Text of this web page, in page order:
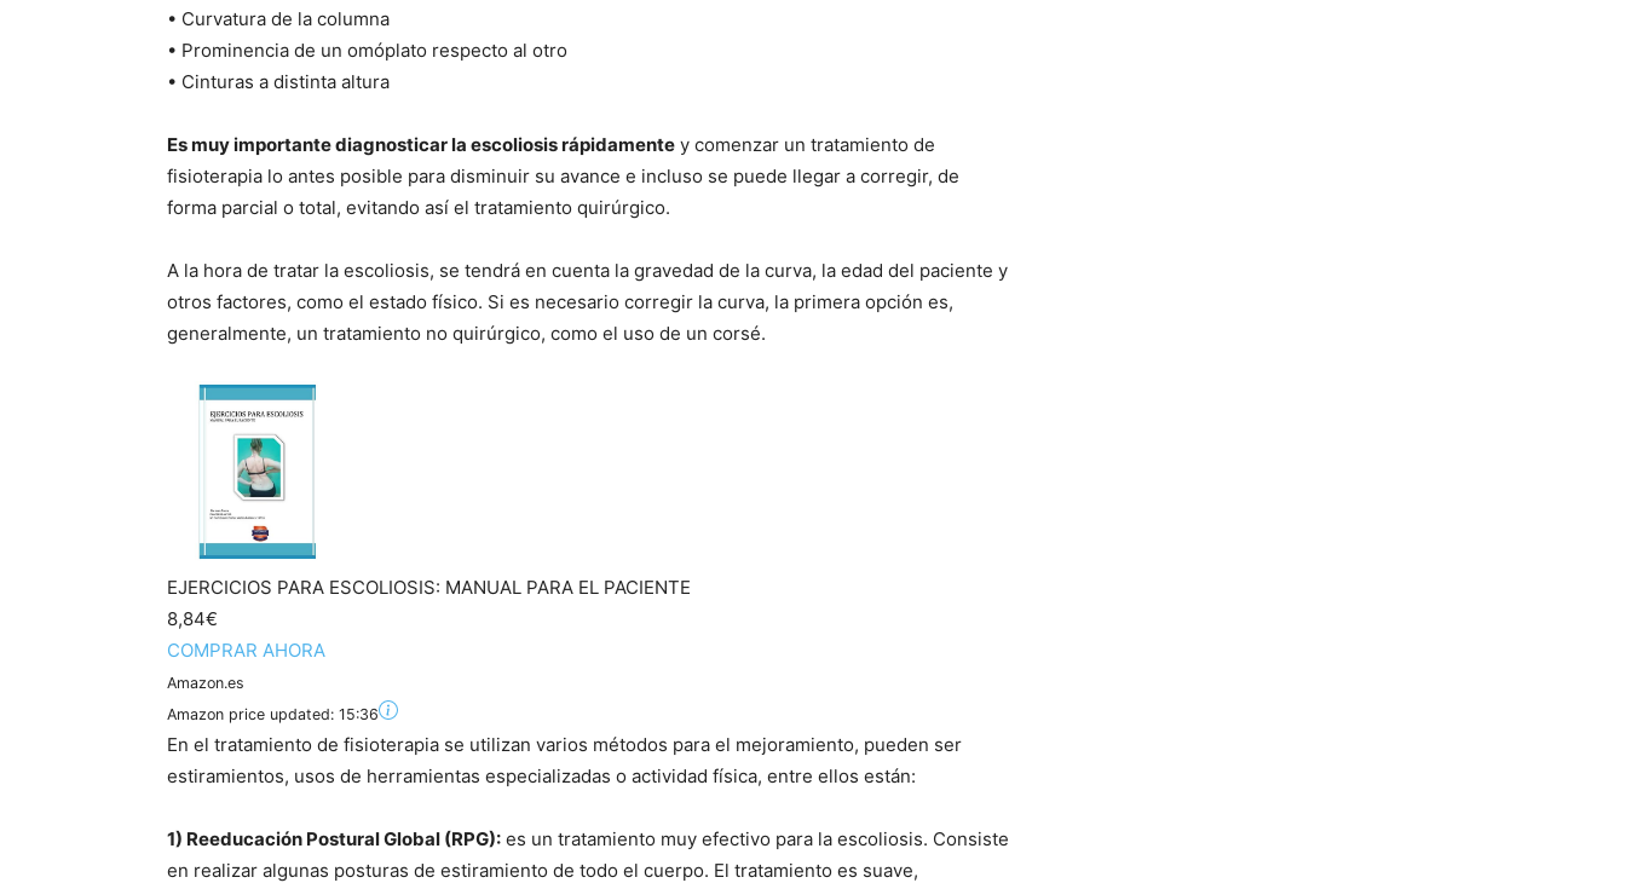
• Curvatura de la columna
• Prominencia de un omóplato respecto al otro
• Cinturas a distinta altura
Es muy importante diagnosticar la escoliosis rápidamente y comenzar un tratamiento de
fisioterapia lo antes posible para disminuir su avance e incluso se puede llegar a corregir, de
forma parcial o total, evitando así el tratamiento quirúrgico.
A la hora de tratar la escoliosis, se tendrá en cuenta la gravedad de la curva, la edad del paciente y
otros factores, como el estado físico. Si es necesario corregir la curva, la primera opción es,
generalmente, un tratamiento no quirúrgico, como el uso de un corsé.
EJERCICIOS PARA ESCOLIOSIS: MANUAL PARA EL PACIENTE
8,84€
COMPRAR AHORA
Amazon.es
Amazon price updated: 15:36
En el tratamiento de fisioterapia se utilizan varios métodos para el mejoramiento, pueden ser
estiramientos, usos de herramientas especializadas o actividad física, entre ellos están:
1) Reeducación Postural Global (RPG): es un tratamiento muy efectivo para la escoliosis. Consiste
en realizar algunas posturas de estiramiento de todo el cuerpo. El tratamiento es suave,